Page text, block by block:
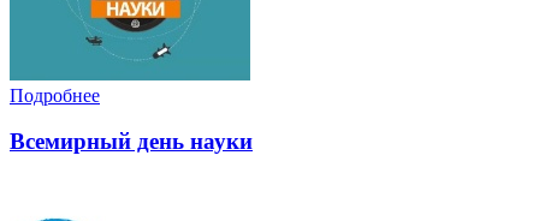
Подробнее
Всемирный день науки